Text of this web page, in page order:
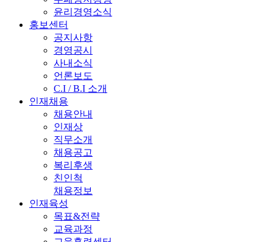
윤리경영소식
홍보센터
공지사항
경영공시
사내소식
언론보도
C.I / B.I 소개
인재채용
채용안내
인재상
직무소개
채용공고
복리후생
친인척
채용정보
인재육성
목표&전략
교육과정